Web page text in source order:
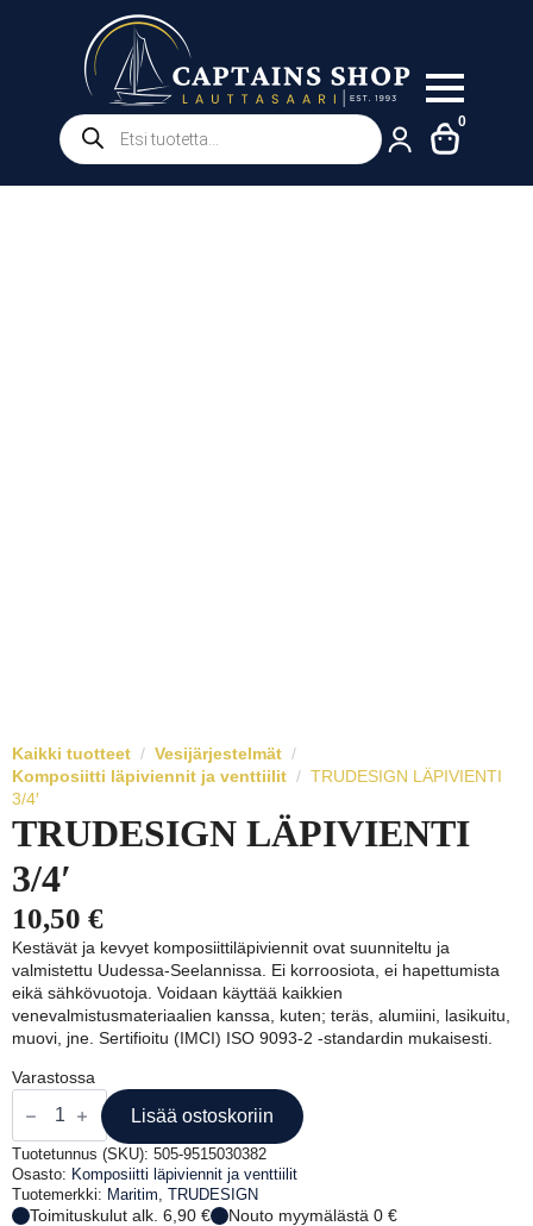
Products
search
0
Kaikki tuotteet
Vesijärjestelmät
Komposiitti läpiviennit ja venttiilit
TRUDESIGN LÄPIVIENTI
3/4′
TRUDESIGN LÄPIVIENTI
3/4′
10,50 €
Kestävät ja kevyet komposiittiläpiviennit ovat suunniteltu ja
valmistettu Uudessa-Seelannissa. Ei korroosiota, ei hapettumista
eikä sähkövuotoja. Voidaan käyttää kaikkien
venevalmistusmateriaalien kanssa, kuten; teräs, alumiini, lasikuitu,
muovi, jne. Sertifioitu (IMCI) ISO 9093-2 -standardin mukaisesti.
Varastossa
TRUDESIGN
LÄPIVIENTI
3/4'
määrä
Lisää ostoskoriin
Tuotetunnus (SKU): 505-9515030382
Osasto: Komposiitti läpiviennit ja venttiilit
Tuotemerkki: Maritim TRUDESIGN
Toimituskulut alk. 6,90 €
Nouto myymälästä 0 €